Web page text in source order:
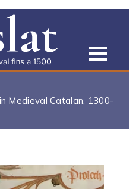
Pasar al contenido principal
Medieval Catalan, 1300-